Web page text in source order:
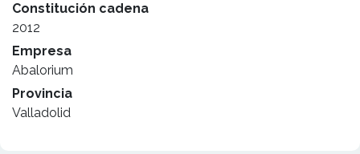
Constitución cadena
2012
Empresa
Abalorium
Provincia
Valladolid